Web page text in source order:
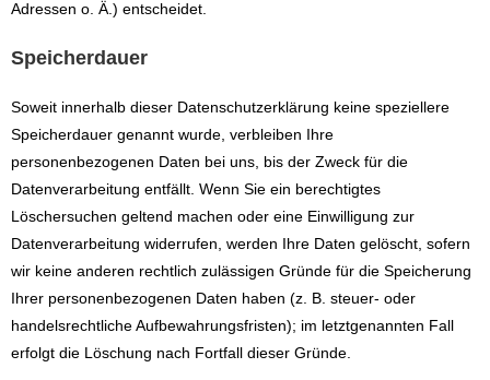
Adressen o. Ä.) entscheidet.
Speicherdauer
Soweit innerhalb dieser Datenschutzerklärung keine speziellere
Speicherdauer genannt wurde, verbleiben Ihre
personenbezogenen Daten bei uns, bis der Zweck für die
Datenverarbeitung entfällt. Wenn Sie ein berechtigtes
Löschersuchen geltend machen oder eine Einwilligung zur
Datenverarbeitung widerrufen, werden Ihre Daten gelöscht, sofern
wir keine anderen rechtlich zulässigen Gründe für die Speicherung
Ihrer personenbezogenen Daten haben (z. B. steuer- oder
handelsrechtliche Aufbewahrungsfristen); im letztgenannten Fall
erfolgt die Löschung nach Fortfall dieser Gründe.